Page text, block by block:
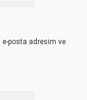
e-posta adresim ve